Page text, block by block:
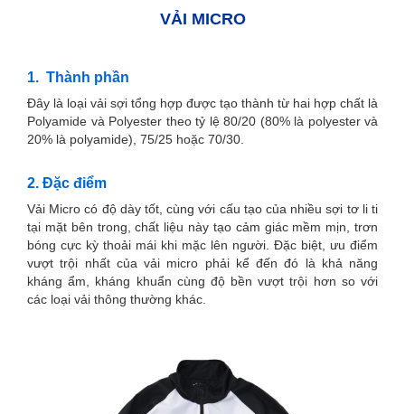
VẢI MICRO
1. Thành phần
Đây là loại vải sợi tổng hợp được tạo thành từ hai hợp chất là
Polyamide và Polyester theo tỷ lệ 80/20 (80% là polyester và
20% là polyamide), 75/25 hoặc 70/30.
2. Đặc điểm
Vải Micro có độ dày tốt, cùng với cấu tạo của nhiều sợi tơ li ti
tại mặt bên trong, chất liệu này tạo cảm giác mềm mịn, trơn
bóng cực kỳ thoải mái khi mặc lên người. Đặc biệt, ưu điểm
vượt trội nhất của vải micro phải kể đến đó là khả năng
kháng ẩm, kháng khuẩn cùng độ bền vượt trội hơn so với
các loại vải thông thường khác.